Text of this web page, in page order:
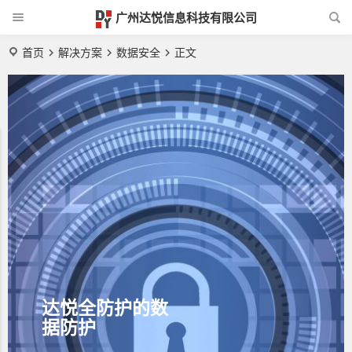
广州达悦信息科技有限公司
首页 解决方案 数据安全 正文
达悦全防护的数
据防护